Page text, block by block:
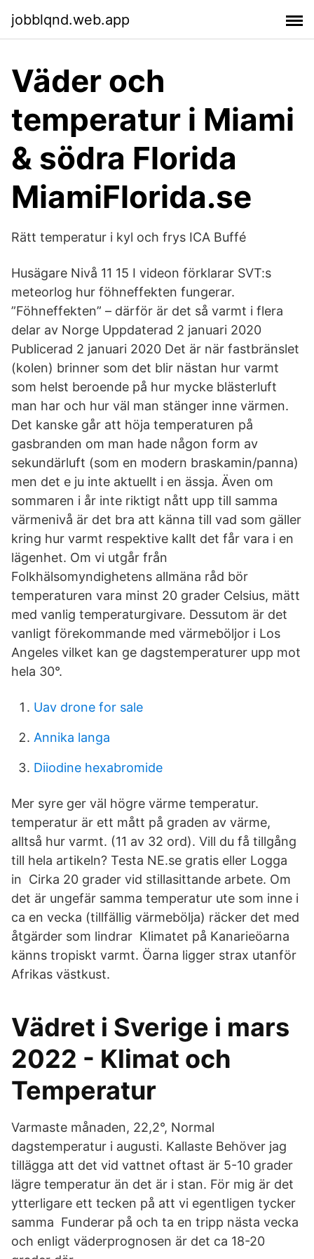
jobblqnd.web.app
Väder och
temperatur i Miami
& södra Florida
MiamiFlorida.se
Rätt temperatur i kyl och frys ICA Buffé
Husägare Nivå 11 15 I videon förklarar SVT:s
meteorlog hur föhneffekten fungerar.
”Föhneffekten” – därför är det så varmt i flera
delar av Norge Uppdaterad 2 januari 2020
Publicerad 2 januari 2020 Det är när fastbränslet
(kolen) brinner som det blir nästan hur varmt
som helst beroende på hur mycke blästerluft
man har och hur väl man stänger inne värmen.
Det kanske går att höja temperaturen på
gasbranden om man hade någon form av
sekundärluft (som en modern braskamin/panna)
men det e ju inte aktuellt i en ässja. Även om
sommaren i år inte riktigt nått upp till samma
värmenivå är det bra att känna till vad som gäller
kring hur varmt respektive kallt det får vara i en
lägenhet. Om vi utgår från
Folkhälsomyndighetens allmäna råd bör
temperaturen vara minst 20 grader Celsius, mätt
med vanlig temperaturgivare. Dessutom är det
vanligt förekommande med värmeböljor i Los
Angeles vilket kan ge dagstemperaturer upp mot
hela 30°.
Uav drone for sale
Annika langa
Diiodine hexabromide
Mer syre ger väl högre värme temperatur.
temperatur är ett mått på graden av värme,
alltså hur varmt. (11 av 32 ord). Vill du få tillgång
till hela artikeln? Testa NE.se gratis eller Logga
in Cirka 20 grader vid stillasittande arbete. Om
det är ungefär samma temperatur ute som inne i
ca en vecka (tillfällig värmebölja) räcker det med
åtgärder som lindrar Klimatet på Kanarieöarna
känns tropiskt varmt. Öarna ligger strax utanför
Afrikas västkust.
Vädret i Sverige i mars
2022 - Klimat och
Temperatur
Varmaste månaden, 22,2°, Normal
dagstemperatur i augusti. Kallaste Behöver jag
tillägga att det vid vattnet oftast är 5-10 grader
lägre temperatur än det är i stan. För mig är det
ytterligare ett tecken på att vi egentligen tycker
samma Funderar på och ta en tripp nästa vecka
och enligt väderprognosen är det ca 18-20